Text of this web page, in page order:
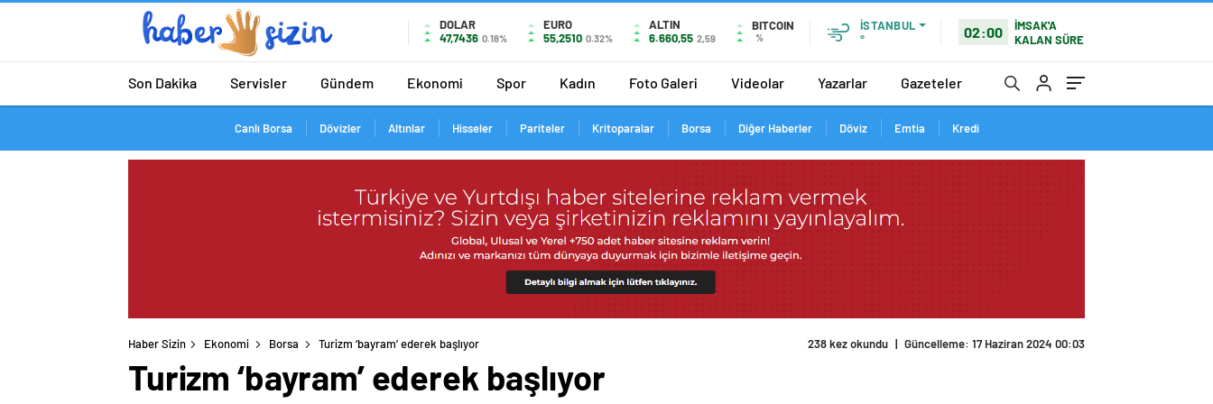
DOLAR
47,7436 0.18%
EURO
55,2510 0.32%
ALTIN
6.660,55 2,59
BITCOIN
%
İSTANBUL
°
02:00
İMSAK'A
KALAN SÜRE
Son Dakika Servisler Gündem Ekonomi Spor Kadın Foto Galeri Videolar Yazarlar Gazeteler
Canlı Borsa Dövizler Altınlar Hisseler Pariteler Kritoparalar Borsa Diğer Haberler Döviz Emtia Kredi
Haber Sizin Ekonomi Borsa Turizm ‘bayram’ ederek başlıyor 238 kez okundu | Güncelleme: 17 Haziran 2024 00:03
Turizm ‘bayram’ ederek başlıyor